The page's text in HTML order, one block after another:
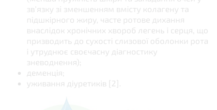
зв’язку зі зменшенням вмісту колагену та
підшкірного жиру, часте ротове дихання
внаслідок хронічних хвороб легень і серця, що
призводить до сухості слизової оболонки рота
і утруднює своєчасну діагностику
зневоднення);
деменція;
уживання діуретиків [2].